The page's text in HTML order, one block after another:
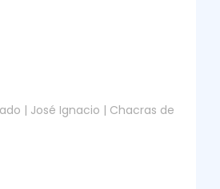
| José Ignacio | Chacras de